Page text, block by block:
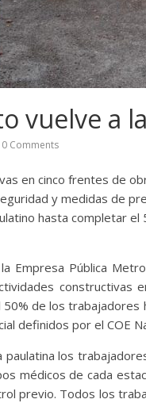
vuelve a
0 Comments
en cinco frentes de
y medidas de
hasta completar
Empresa Pública
constructivas
de los
definidos por el COE
los
médicos de cada
previo. Todos los